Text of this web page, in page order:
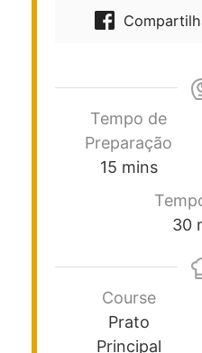
Tempo de
Preparação
15 mins
30
Course
Prato
Principal